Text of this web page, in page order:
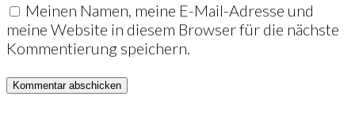
Meinen Namen, meine E-Mail-Adresse und
meine Website in diesem Browser für die nächste
Kommentierung speichern.